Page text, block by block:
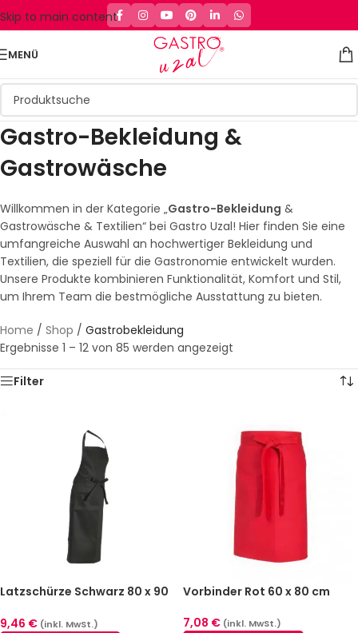
Skip to main content
MENÜ
Gastro-Bekleidung &
Gastrowäsche
Willkommen in der Kategorie „Gastro-Bekleidung &
Gastrowäsche & Textilien“ bei Gastro Uzal! Hier finden Sie eine
umfangreiche Auswahl an hochwertiger Bekleidung und
Textilien, die speziell für die Gastronomie entwickelt wurden.
Unsere Produkte kombinieren Funktionalität, Komfort und Stil,
um Ihrem Team die bestmögliche Ausstattung zu bieten.
Home / Shop / Gastrobekleidung
Ergebnisse 1 – 12 von 85 werden angezeigt
Filter
Latzschürze Schwarz 80 x 90
9,46 € (inkl. MwSt.)
Vorbinder Rot 60 x 80 cm
7,08 € (inkl. MwSt.)